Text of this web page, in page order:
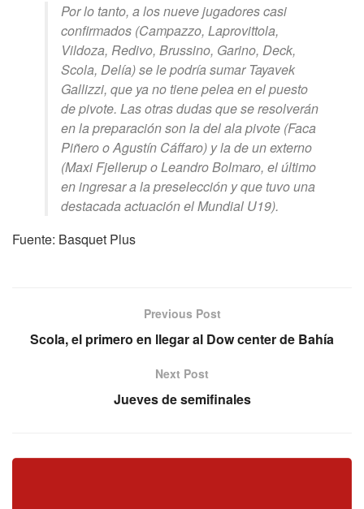
Por lo tanto, a los nueve jugadores casi
confirmados (Campazzo, Laprovittola,
Vildoza, Redivo, Brussino, Garino, Deck,
Scola, Delía) se le podría sumar Tayavek
Gallizzi, que ya no tiene pelea en el puesto
de pivote. Las otras dudas que se resolverán
en la preparación son la del ala pivote (Faca
Piñero o Agustín Cáffaro) y la de un externo
(Maxi Fjellerup o Leandro Bolmaro, el último
en ingresar a la preselección y que tuvo una
destacada actuación el Mundial U19).
Fuente: Basquet Plus
Previous Post
Scola, el primero en llegar al Dow center de Bahía
Next Post
Jueves de semifinales